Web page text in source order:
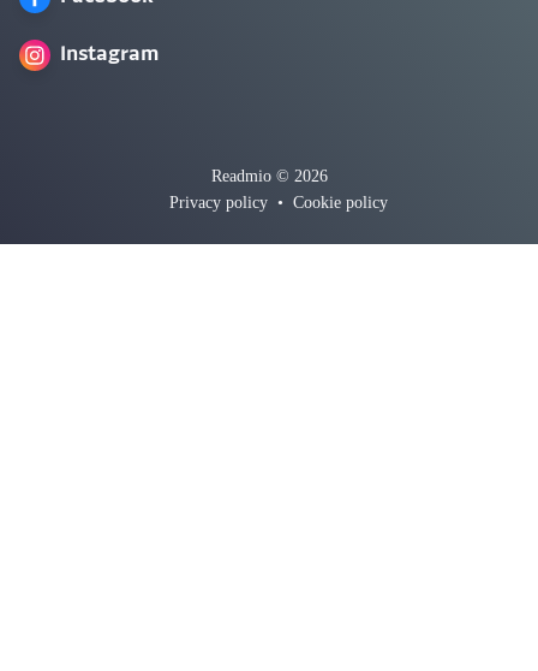
Instagram
Readmio © 2026
Privacy policy • Cookie policy